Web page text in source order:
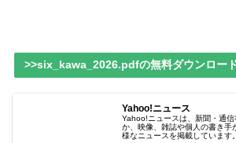
>>six_kawa_2026.pdfの無料ダウンロー
Yahoo!ニュース
Yahoo!ニュースは、新聞・通
か、映像、雑誌や個人の書き手
様なニュースを掲載しています。